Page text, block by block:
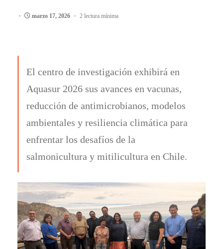
marzo 17, 2026 2 lectura mínima
El centro de investigación exhibirá en
Aquasur 2026 sus avances en vacunas,
reducción de antimicrobianos, modelos
ambientales y resiliencia climática para
enfrentar los desafíos de la
salmonicultura y mitilicultura en Chile.